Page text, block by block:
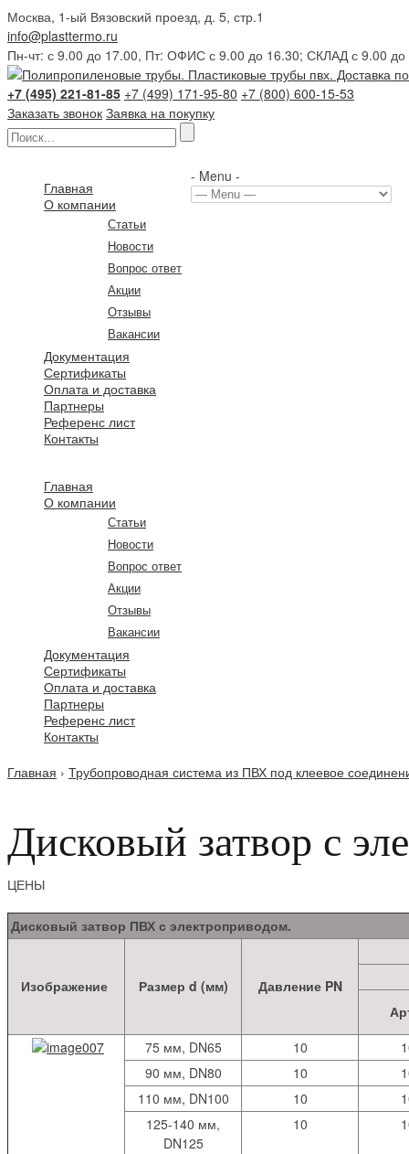
Москва, 1-ый Вязовский проезд, д. 5, стр.1
info@plasttermo.ru
Пн-чт: с 9.00 до 17.00, Пт: ОФИС с 9.00 до 16.30; СКЛАД с 9.00 до
+7 (495) 221-81-85 +7 (499) 171-95-80 +7 (800) 600-15-53
Заказать звонок Заявка на покупку
Главная
О компании
Статьи
Новости
Вопрос ответ
Акции
Отзывы
Вакансии
Документация
Сертификаты
Оплата и доставка
Партнеры
Референс лист
Контакты
- Menu -
Главная
О компании
Статьи
Новости
Вопрос ответ
Акции
Отзывы
Вакансии
Документация
Сертификаты
Оплата и доставка
Партнеры
Референс лист
Контакты
Главная › Трубопроводная система из ПВХ под клеевое
Дисковый затвор с
ЦЕНЫ
Дисковый затвор ПВХ с электроприводом.
Изображение Размер d (мм)
Давление PN
75 мм, DN65
10
90 мм, DN80
10
110 мм, DN100
10
125-140 мм,
DN125
10